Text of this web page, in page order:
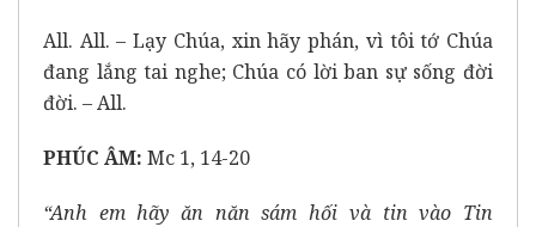
All. All. – Lạy Chúa, xin hãy phán, vì tôi tớ Chúa
đang lắng tai nghe; Chúa có lời ban sự sống đời
đời. – All.
PHÚC ÂM: Mc 1, 14-20
“Anh em hãy ăn năn sám hối và tin vào Tin